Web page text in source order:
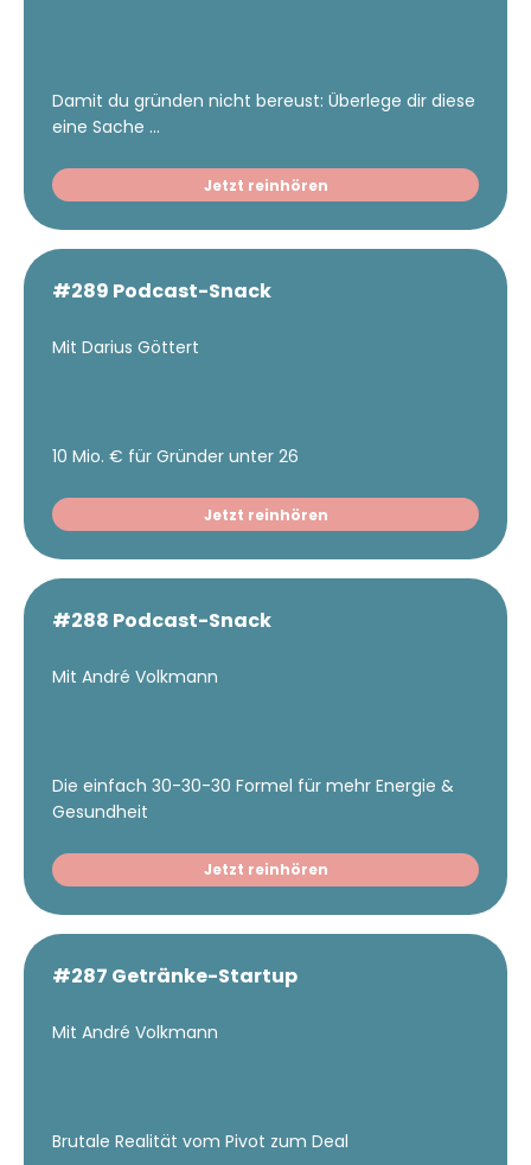
Damit du gründen nicht bereust: Überlege dir diese
eine Sache ...
Jetzt reinhören
#289 Podcast-Snack
Mit Darius Göttert
10 Mio. € für Gründer unter 26
Jetzt reinhören
#288 Podcast-Snack
Mit André Volkmann
Die einfach 30-30-30 Formel für mehr Energie &
Gesundheit
Jetzt reinhören
#287 Getränke-Startup
Mit André Volkmann
Brutale Realität vom Pivot zum Deal